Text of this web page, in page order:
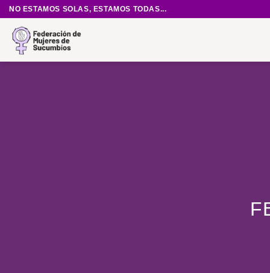
Saltar
contenido
NO ESTAMOS SOLAS, ESTAMOS TODAS...